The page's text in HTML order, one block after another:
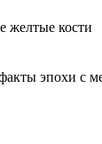
желтые кости
эпохи с